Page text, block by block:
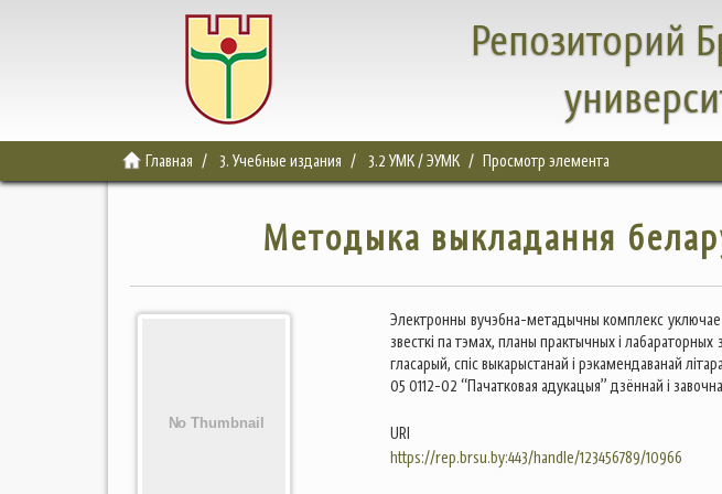
Репозиторий
Главная 3. Учебные издания 3.2 УМК / ЭУМК Просмотр элемента
Методыка выкладання
Электронны вучэбна-метадычны комплекс
звесткі па тэмах, планы практычных i лабараторных
гласарый, спіс выкарыстанай i рэкамендаванай
05 0112-02 “Пачатковая адукацыя” дзённай i
URI
https://rep.brsu.by:443/handle/123456789/10966